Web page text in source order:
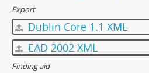
Export
Dublin Core 1.1 XML
EAD 2002 XML
Finding aid